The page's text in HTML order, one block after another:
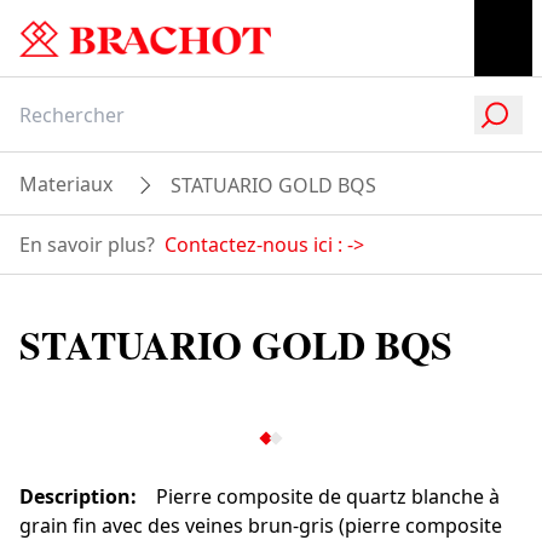
Materiaux STATUARIO GOLD BQS
En savoir plus? Contactez-nous ici : ->
STATUARIO GOLD BQS
Description:
Pierre composite de quartz blanche à
grain fin avec des veines brun-gris (pierre composite